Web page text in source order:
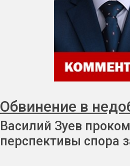
Обвинение в
Василий Зуев
перспективы спора